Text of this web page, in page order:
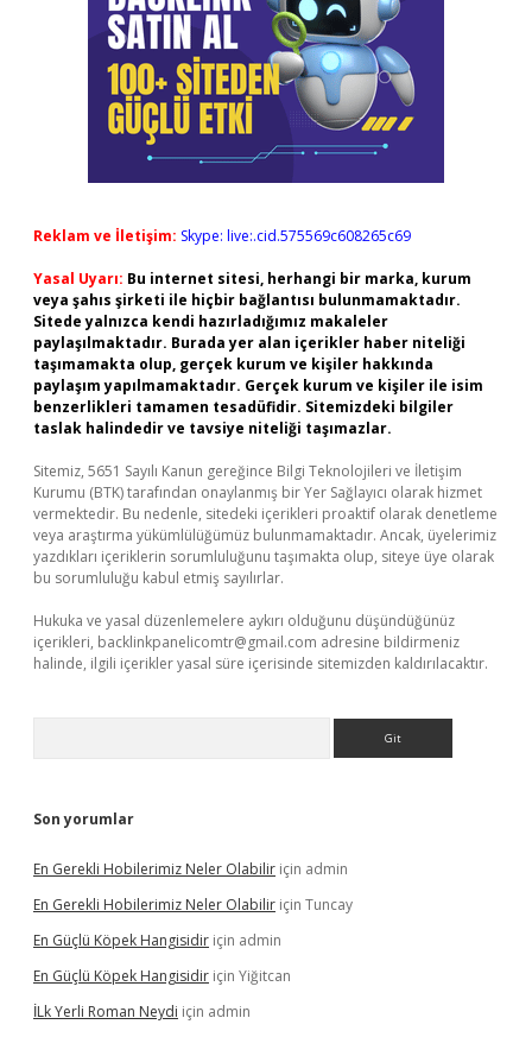
Reklam ve İletişim: Skype: live:.cid.575569c608265c69
Yasal Uyarı: Bu internet sitesi, herhangi bir marka, kurum
veya şahıs şirketi ile hiçbir bağlantısı bulunmamaktadır.
Sitede yalnızca kendi hazırladığımız makaleler
paylaşılmaktadır. Burada yer alan içerikler haber niteliği
taşımamakta olup, gerçek kurum ve kişiler hakkında
paylaşım yapılmamaktadır. Gerçek kurum ve kişiler ile isim
benzerlikleri tamamen tesadüfidir. Sitemizdeki bilgiler
taslak halindedir ve tavsiye niteliği taşımazlar.
Sitemiz, 5651 Sayılı Kanun gereğince Bilgi Teknolojileri ve İletişim
Kurumu (BTK) tarafından onaylanmış bir Yer Sağlayıcı olarak hizmet
vermektedir. Bu nedenle, sitedeki içerikleri proaktif olarak denetleme
veya araştırma yükümlülüğümüz bulunmamaktadır. Ancak, üyelerimiz
yazdıkları içeriklerin sorumluluğunu taşımakta olup, siteye üye olarak
bu sorumluluğu kabul etmiş sayılırlar.
Hukuka ve yasal düzenlemelere aykırı olduğunu düşündüğünüz
içerikleri, backlinkpanelicomtr@gmail.com adresine bildirmeniz
halinde, ilgili içerikler yasal süre içerisinde sitemizden kaldırılacaktır.
Son yorumlar
En Gerekli Hobilerimiz Neler Olabilir için admin
En Gerekli Hobilerimiz Neler Olabilir için Tuncay
En Güçlü Köpek Hangisidir için admin
En Güçlü Köpek Hangisidir için Yiğitcan
İLk Yerli Roman Neydi için admin